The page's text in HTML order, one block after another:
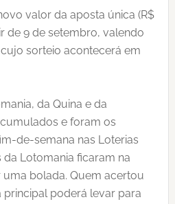
valor da aposta única (R$
de 9 de setembro, valendo
sorteio acontecerá em
da Quina e da
e foram os
de-semana nas Loterias
da Lotomania ficaram na
bolada. Quem acertou
principal poderá levar para